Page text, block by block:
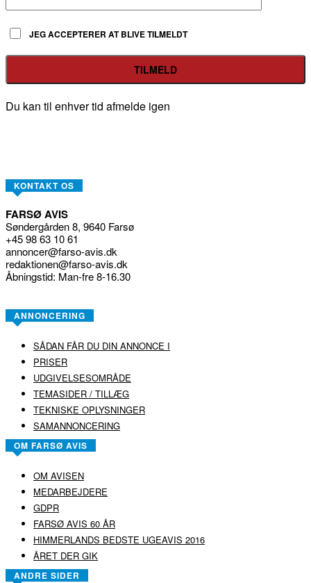
JEG ACCEPTERER AT BLIVE TILMELDT
Du kan til enhver tid afmelde igen
KONTAKT OS
FARSØ AVIS
Søndergården 8, 9640 Farsø
+45 98 63 10 61
annoncer@farso-avis.dk
redaktionen@farso-avis.dk
Åbningstid: Man-fre 8-16.30
ANNONCERING
SÅDAN FÅR DU DIN ANNONCE I
PRISER
UDGIVELSESOMRÅDE
TEMASIDER / TILLÆG
TEKNISKE OPLYSNINGER
SAMANNONCERING
OM FARSØ AVIS
OM AVISEN
MEDARBEJDERE
GDPR
FARSØ AVIS 60 ÅR
HIMMERLANDS BEDSTE UGEAVIS 2016
ÅRET DER GIK
ANDRE SIDER